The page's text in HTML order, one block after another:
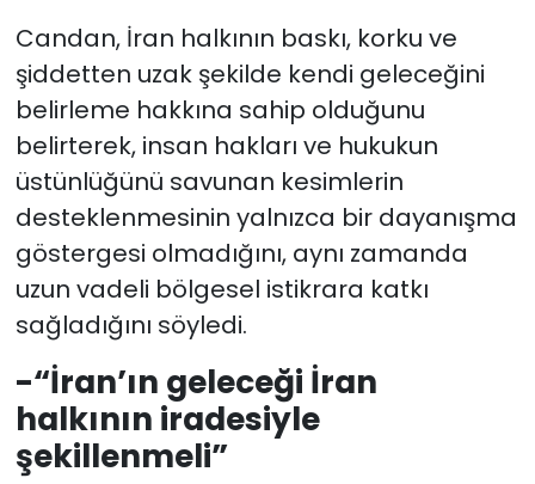
Candan, İran halkının baskı, korku ve
şiddetten uzak şekilde kendi geleceğini
belirleme hakkına sahip olduğunu
belirterek, insan hakları ve hukukun
üstünlüğünü savunan kesimlerin
desteklenmesinin yalnızca bir dayanışma
göstergesi olmadığını, aynı zamanda
uzun vadeli bölgesel istikrara katkı
sağladığını söyledi.
-“İran’ın geleceği İran
halkının iradesiyle
şekillenmeli”